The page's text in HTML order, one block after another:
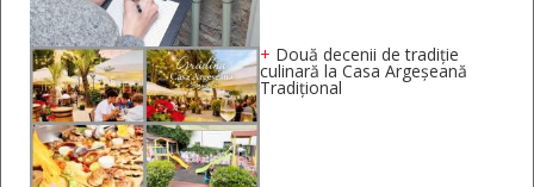
+ Două decenii de tradiție
culinară la Casa Argeșeană
Tradițional